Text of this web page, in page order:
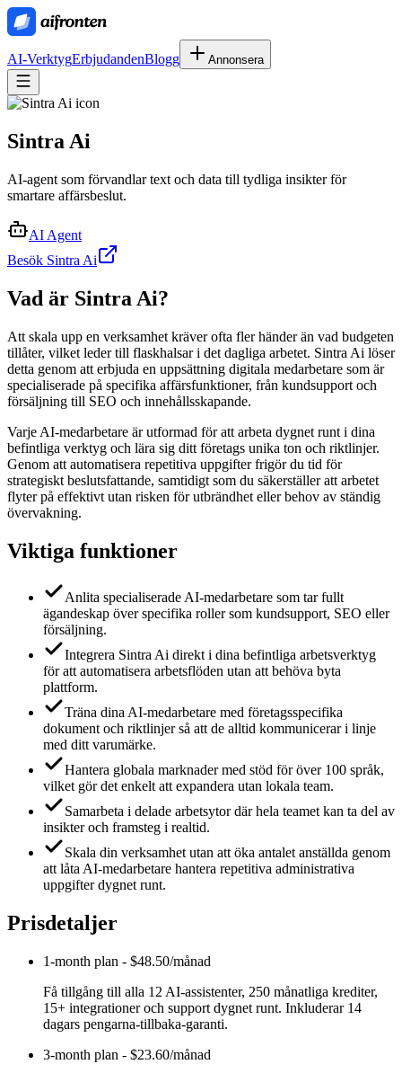
AI-VerktygErbjudandenBlogg Annonsera
Sintra Ai
AI-agent som förvandlar text och data till tydliga insikter för
smartare affärsbeslut.
AI Agent
Besök Sintra Ai
Vad är Sintra Ai?
Att skala upp en verksamhet kräver ofta fler händer än vad budgeten
tillåter, vilket leder till flaskhalsar i det dagliga arbetet. Sintra Ai löser
detta genom att erbjuda en uppsättning digitala medarbetare som är
specialiserade på specifika affärsfunktioner, från kundsupport och
försäljning till SEO och innehållsskapande.
Varje AI-medarbetare är utformad för att arbeta dygnet runt i dina
befintliga verktyg och lära sig ditt företags unika ton och riktlinjer.
Genom att automatisera repetitiva uppgifter frigör du tid för
strategiskt beslutsfattande, samtidigt som du säkerställer att arbetet
flyter på effektivt utan risken för utbrändhet eller behov av ständig
övervakning.
Viktiga funktioner
Anlita specialiserade AI-medarbetare som tar fullt
ägandeskap över specifika roller som kundsupport, SEO eller
försäljning.
Integrera Sintra Ai direkt i dina befintliga arbetsverktyg
för att automatisera arbetsflöden utan att behöva byta
plattform.
Träna dina AI-medarbetare med företagsspecifika
dokument och riktlinjer så att de alltid kommunicerar i linje
med ditt varumärke.
Hantera globala marknader med stöd för över 100 språk,
vilket gör det enkelt att expandera utan lokala team.
Samarbeta i delade arbetsytor där hela teamet kan ta del av
insikter och framsteg i realtid.
Skala din verksamhet utan att öka antalet anställda genom
att låta AI-medarbetare hantera repetitiva administrativa
uppgifter dygnet runt.
Prisdetaljer
1-month plan - $48.50/månad
Få tillgång till alla 12 AI-assistenter, 250 månatliga krediter,
15+ integrationer och support dygnet runt. Inkluderar 14
dagars pengarna-tillbaka-garanti.
3-month plan - $23.60/månad